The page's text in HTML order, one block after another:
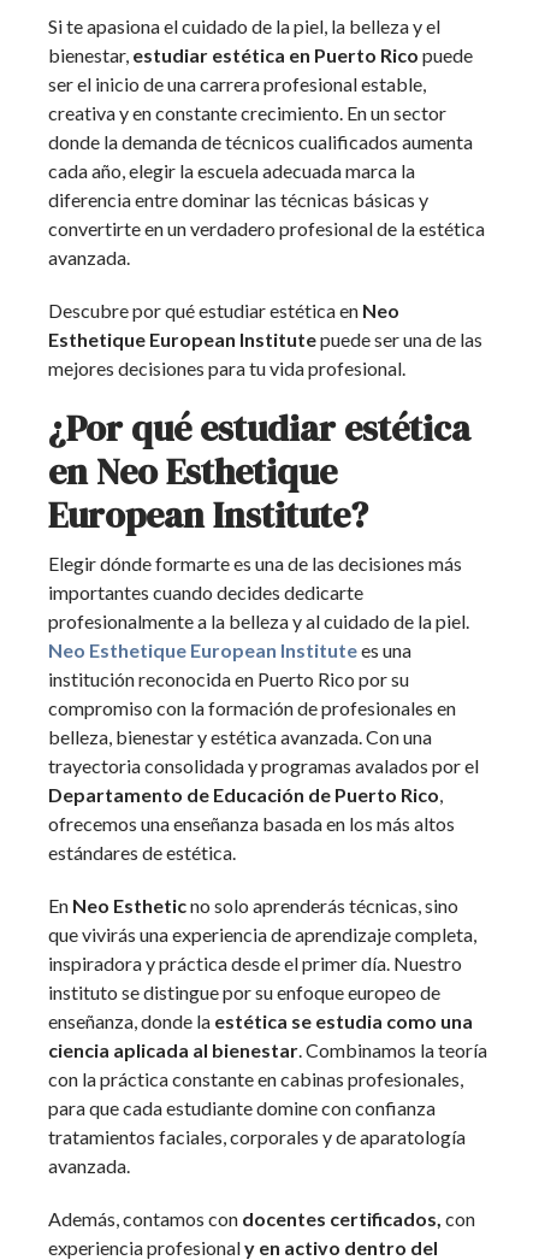
Si te apasiona el cuidado de la piel, la belleza y el
bienestar, estudiar estética en Puerto Rico puede
ser el inicio de una carrera profesional estable,
creativa y en constante crecimiento. En un sector
donde la demanda de técnicos cualificados aumenta
cada año, elegir la escuela adecuada marca la
diferencia entre dominar las técnicas básicas y
convertirte en un verdadero profesional de la estética
avanzada.
Descubre por qué estudiar estética en Neo
Esthetique European Institutepuede ser una de las
mejores decisiones para tu vida profesional.
¿Por qué estudiar estética
en Neo Esthetique
European Institute?
Elegir dónde formarte es una de las decisiones más
importantes cuando decides dedicarte
profesionalmente a la belleza y al cuidado de la piel.
Neo Esthetique European Institutees una
institución reconocida en Puerto Rico por su
compromiso con la formación de profesionales en
belleza, bienestar y estética avanzada. Con una
trayectoria consolidada y programas avalados por el
Departamento de Educación de Puerto Rico
ofrecemos una enseñanza basada en los más altos
estándares de estética.
En Neo Estheticno solo aprenderás técnicas, sino
que vivirás una experiencia de aprendizaje completa,
inspiradora y práctica desde el primer día. Nuestro
instituto se distingue por su enfoque europeo de
enseñanza, donde la estética se estudia como una
ciencia aplicada al bienestar . Combinamos la teoría
con la práctica constante en cabinas profesionales,
para que cada estudiante domine con confianza
tratamientos faciales, corporales y de aparatología
avanzada.
Además, contamos con docentes certificados, con
experiencia profesionaly en activo dentro del